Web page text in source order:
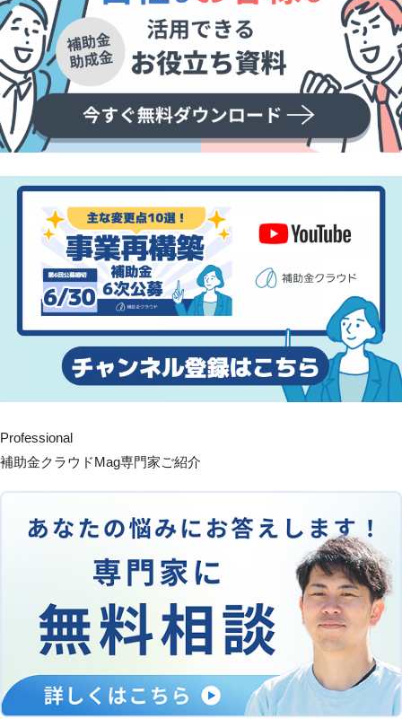
Professional
補助金クラウドMag専門家ご紹介